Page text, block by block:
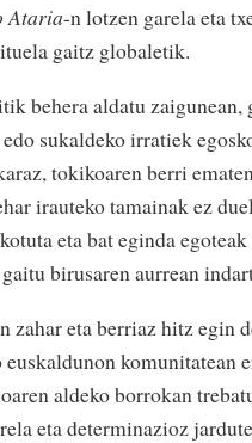
Ataria-n lotzen garela eta
gaitz globaletik.
behera aldatu zaigunean,
sukaldeko irratiek
tokikoaren berri
irauteko tamainak ez
eta bat eginda
birusaren aurrean
zahar eta berriaz hitz egin
euskaldunon komunitatean
aldeko borrokan
eta determinazioz